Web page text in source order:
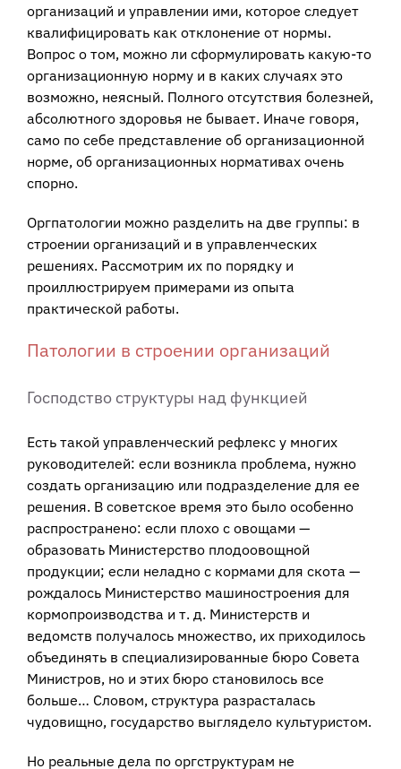
организаций и управлении ими, которое следует
квалифицировать как отклонение от нормы.
Вопрос о том, можно ли сформулировать какую-то
организационную норму и в каких случаях это
возможно, неясный. Полного отсутствия болезней,
абсолютного здоровья не бывает. Иначе говоря,
само по себе представление об организационной
норме, об организационных нормативах очень
спорно.
Оргпатологии можно разделить на две группы: в
строении организаций и в управленческих
решениях. Рассмотрим их по порядку и
проиллюстрируем примерами из опыта
практической работы.
Патологии в строении организаций
Господство структуры над функцией
Есть такой управленческий рефлекс у многих
руководителей: если возникла проблема, нужно
создать организацию или подразделение для ее
решения. В советское время это было особенно
распространено: если плохо с овощами —
образовать Министерство плодоовощной
продукции; если неладно с кормами для скота —
рождалось Министерство машиностроения для
кормопроизводства и т. д. Министерств и
ведомств получалось множество, их приходилось
объединять в специализированные бюро Совета
Министров, но и этих бюро становилось все
больше… Словом, структура разрасталась
чудовищно, государство выглядело культуристом.
Но реальные дела по оргструктурам не